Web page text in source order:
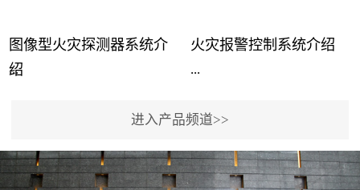
图像型火灾探测器系统介
绍
...
事故频发，传统的火灾探
测方法已无法满足要求。
火灾报警控制系统介绍
...
用了具有仲裁机制和冗余
校验的总线传输技术、线
进入产品频道>>